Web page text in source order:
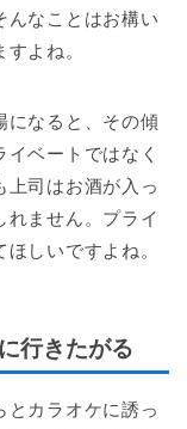
んなことはお構い
よね。
になると、その傾
ベートではなく
上司はお酒が入っ
れません。プライ
しいですよね。
行きたがる
とカラオケに誘っ